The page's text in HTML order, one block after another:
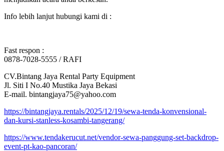
Info lebih lanjut hubungi kami di :
Fast respon :
0878-7028-5555 / RAFI
CV.Bintang Jaya Rental Party Equipment
Jl. Siti I No.40 Mustika Jaya Bekasi
E-mail. bintangjaya75@yahoo.com
https://bintangjaya.rentals/2025/12/19/sewa-tenda-konvensional-
dan-kursi-stanless-kosambi-tangerang/
https://www.tendakerucut.net/vendor-sewa-panggung-set-backdrop-
event-pt-kao-pancoran/